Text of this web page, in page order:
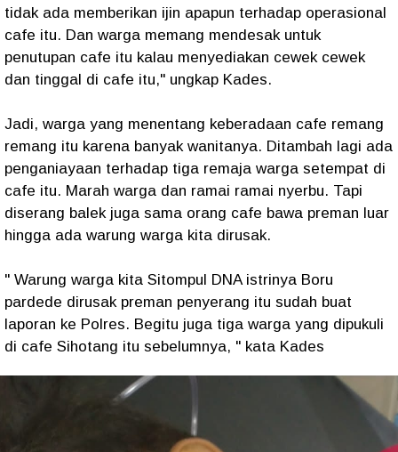
tidak ada memberikan ijin apapun terhadap operasional
cafe itu. Dan warga memang mendesak untuk
penutupan cafe itu kalau menyediakan cewek cewek
dan tinggal di cafe itu," ungkap Kades.
Jadi, warga yang menentang keberadaan cafe remang
remang itu karena banyak wanitanya. Ditambah lagi ada
penganiayaan terhadap tiga remaja warga setempat di
cafe itu. Marah warga dan ramai ramai nyerbu. Tapi
diserang balek juga sama orang cafe bawa preman luar
hingga ada warung warga kita dirusak.
" Warung warga kita Sitompul DNA istrinya Boru
pardede dirusak preman penyerang itu sudah buat
laporan ke Polres. Begitu juga tiga warga yang dipukuli
di cafe Sihotang itu sebelumnya, " kata Kades